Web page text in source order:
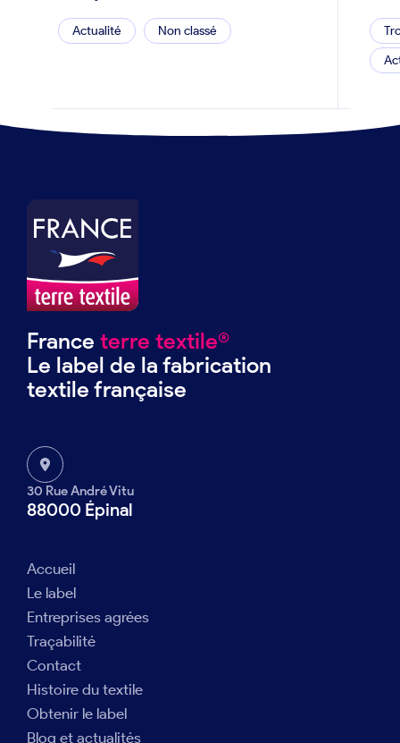
Actualité Non classé
France terre textile®
Le label de la fabrication
textile française
30 Rue André Vitu
88000 Épinal
Accueil
Le label
Entreprises agrées
Traçabilité
Contact
Histoire du textile
Obtenir le label
Blog et actualités